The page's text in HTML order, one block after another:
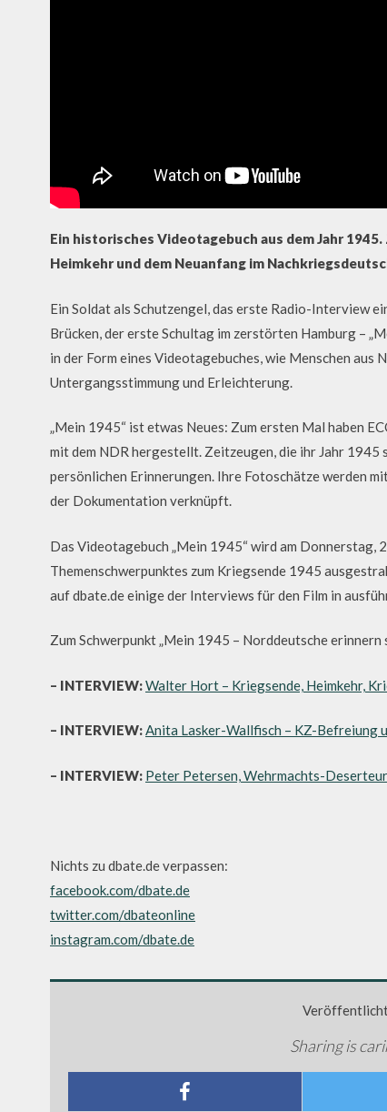
Ein historisches Videotagebuch aus dem Jahr
Heimkehr und dem Neuanfang im
Ein Soldat als Schutzengel, das erste Radio-Interview
Brücken, der erste Schultag im zerstörten Hamburg –
in der Form eines Videotagebuches, wie Menschen aus
Untergangsstimmung und Erleichterung.
„Mein 1945“ ist etwas Neues: Zum ersten Mal haben
mit dem NDR hergestellt. Zeitzeugen, die ihr Jahr 1945
persönlichen Erinnerungen. Ihre Fotoschätze werden
der Dokumentation verknüpft.
Das Videotagebuch „Mein 1945“ wird am Donnerstag,
Themenschwerpunktes zum Kriegsende 1945
auf dbate.de einige der Interviews für den Film in
Zum Schwerpunkt „Mein 1945 – Norddeutsche
– INTERVIEW:Walter Hort – Kriegsende, Heimkehr,
– INTERVIEW:Anita Lasker-Wallfisch – KZ-Befreiung
– INTERVIEW: Peter Petersen, Wehrmachts-Deserteur
Nichts zu dbate.de verpassen:
facebook.com/dbate.de
twitter.com/dbateonline
instagram.com/dbate.de
Sharing is